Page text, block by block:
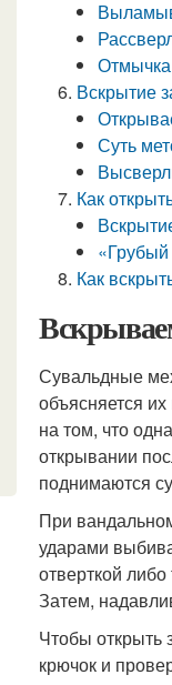
Отмычка
Вскрытие
Суть
Как
Как
Сувальдные
объясняется
на том, что
открывании
поднимаются
При
ударами
отверткой
Затем,
Чтобы открыть
крючок и